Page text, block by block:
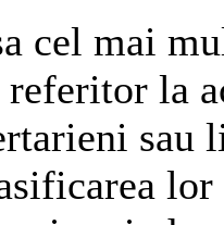
cel mai
la
sau